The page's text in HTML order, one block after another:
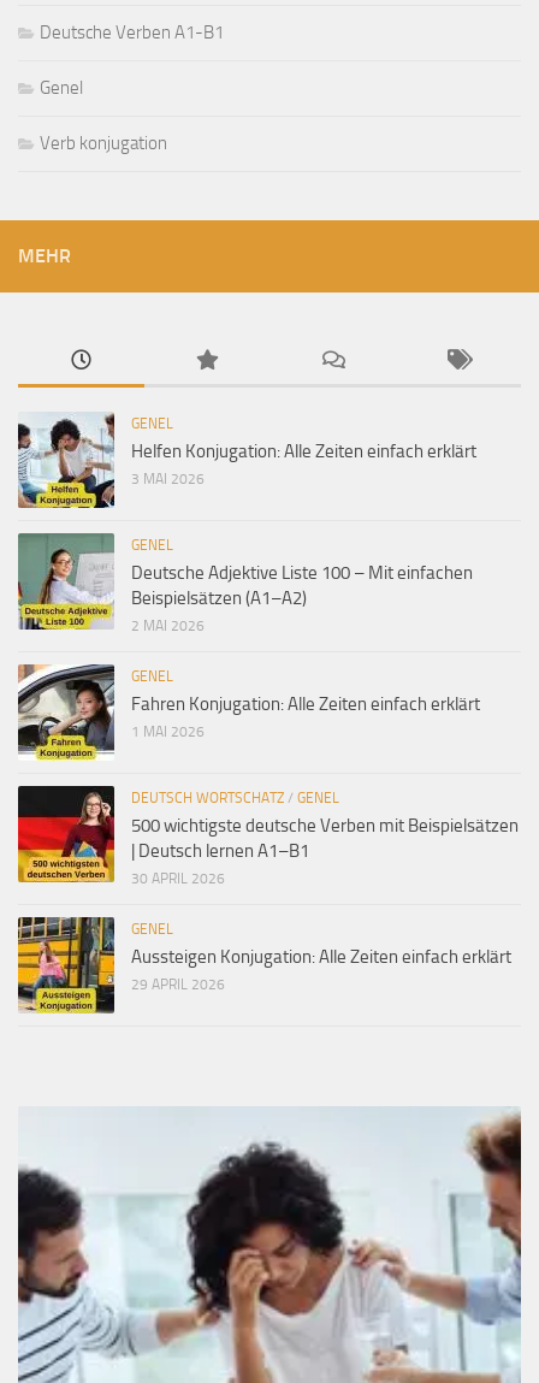
Deutsche Verben A1-B1
Genel
Verb konjugation
MEHR
GENEL
Helfen Konjugation: Alle Zeiten einfach erklärt
3 MAI 2026
GENEL
Deutsche Adjektive Liste 100 – Mit einfachen
Beispielsätzen (A1–A2)
2 MAI 2026
GENEL
Fahren Konjugation: Alle Zeiten einfach erklärt
1 MAI 2026
DEUTSCH WORTSCHATZ / GENEL
500 wichtigste deutsche Verben mit Beispielsätzen
| Deutsch lernen A1–B1
30 APRIL 2026
GENEL
Aussteigen Konjugation: Alle Zeiten einfach erklärt
29 APRIL 2026